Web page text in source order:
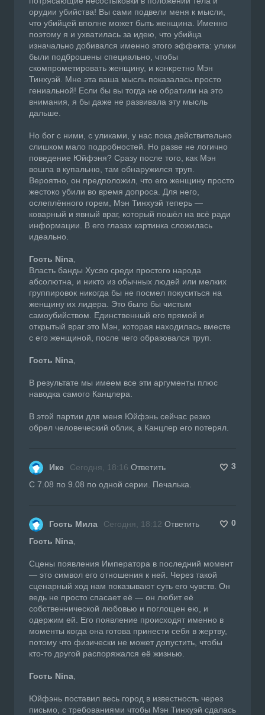
орудии убийства! Вы сами подвели меня к мысли,
что убийцей вполне может быть женщина. Именно
поэтому я и ухватилась за идею, что убийца
изначально добивался именно этого эффекта: улики
были подброшены специально, чтобы
скомпрометировать женщину, и конкретно Мэн
Тинхуэй. Мне эта ваша мысль показалась просто
гениальной! Если бы вы тогда не обратили на это
внимания, я бы даже не развивала эту мысль
дальше.
Но бог с ними, с уликами, у нас пока действительно
слишком мало подробностей. Но разве не логично
поведение Юйфэня? Сразу после того, как Мэн
вошла в купальню, там обнаружился труп.
Вероятно, он предположил, что его женщину просто
жестоко убили во время допроса. Для него,
ослеплённого горем, Мэн Тинхуэй теперь —
коварный и явный враг, который пошёл на всё ради
информации. В его глазах картинка сложилась
идеально.
Гость Nina
Власть банды Хусяо среди простого народа
абсолютна, и никто из обычных людей или мелких
группировок никогда бы не посмел покуситься на
женщину их лидера. Это было бы чистым
самоубийством. Единственный его прямой и
открытый враг это Мэн, которая находилась вместе
с его женщиной, после чего образовался труп.
Гость Nina
В результате мы имеем все эти аргументы плюс
наводка самого Канцлера.
В этой партии для меня Юйфэнь сейчас резко
обрел человеческий облик, а Канцлер его потерял.
Икс Сегодня, 18:16 Ответить
3
С 7.08 по 9.08 по одной серии. Печалька.
Гость Мила Сегодня, 18:12 Ответить
0
Гость Nina
Сцены появления Императора в последний момент
— это символ его отношения к ней. Через такой
сценарный ход нам показывают суть его чувств. Он
ведь не просто спасает её — он любит её
собственнической любовью и поглощен ею, и
одержим ей. Его появление происходят именно в
моменты когда она готова принести себя в жертву,
потому что физически не может допустить, чтобы
кто-то другой распоряжался её жизнью.
Гость Nina
Юйфэнь поставил весь город в известность через
письмо, с требованиями чтобы Мэн Тинхуэй сдалась